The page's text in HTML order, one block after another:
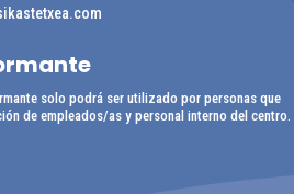
solo podrá ser utilizado por personas que
de empleados/as y personal interno del centro.